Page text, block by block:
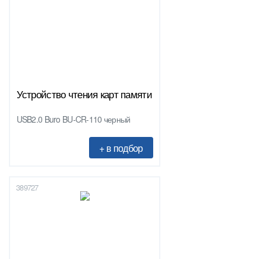
Устройство чтения карт памяти
USB2.0 Buro BU-CR-110 черный
389727